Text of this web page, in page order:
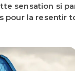
sensation si
pour la resentir